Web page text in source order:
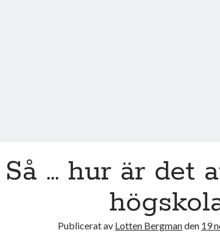
Så … hur är det
Publicerat av Lotten Bergmanden 19